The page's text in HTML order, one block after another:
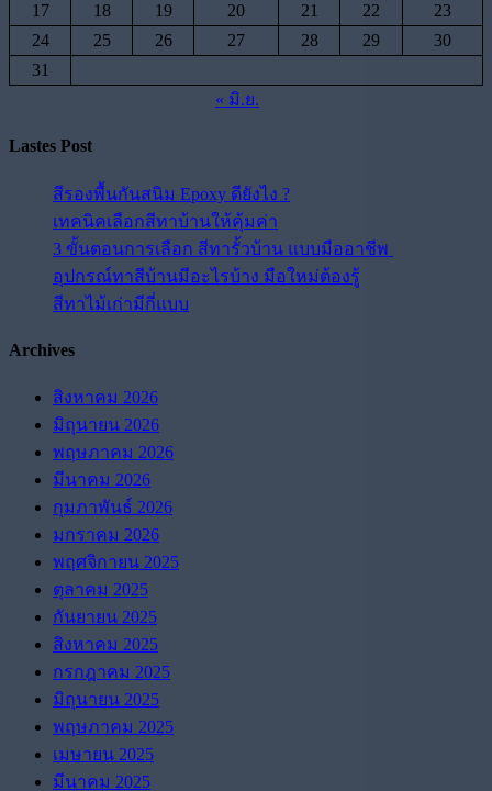
17
18 19 20 21 22
23
24
25 26 27 28 29
30
31
« มิ.ย.
Lastes Post
สีรองพื้นกันสนิม Epoxy ดียังไง ?
เทคนิคเลือกสีทาบ้านให้คุ้มค่า
3 ขั้นตอนการเลือก สีทารั้วบ้าน แบบมืออาชีพ
อุปกรณ์ทาสีบ้านมีอะไรบ้าง มือใหม่ต้องรู้
สีทาไม้เก่ามีกี่แบบ
Archives
สิงหาคม 2026
มิถุนายน 2026
พฤษภาคม 2026
มีนาคม 2026
กุมภาพันธ์ 2026
มกราคม 2026
พฤศจิกายน 2025
ตุลาคม 2025
กันยายน 2025
สิงหาคม 2025
กรกฎาคม 2025
มิถุนายน 2025
พฤษภาคม 2025
เมษายน 2025
มีนาคม 2025